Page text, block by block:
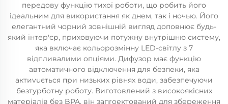
передову функцію тихої роботи, що робить його
ідеальним для використання як днем, так і ночью. Його
елегантний чорний зовнішній вигляд доповнює будь-
який інтер'єр, приховуючи потужну внутрішню систему,
яка включає кольорозмінну LED-світлу з 7
відпливалими опціями. Дифузор має функцію
автоматичного відключення для безпеки, яка
актиvuється при низьких рівнях води, забезпечуючи
безтурботну роботу. Виготовлений з високоякісних
матеріалів без BPA, він запroектований для збереження